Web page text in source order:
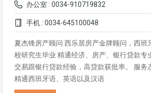
办公室 : 0034-910719832
手机 : 0034-645100048
夏杰锋房产顾问 西乐居房产金牌顾问，西班
校研究生毕业 精通经济、房产、银行贷款专
交易跟银行贷款经验，高贷款获批率。 服务
精通西班牙语、英语以及汉语